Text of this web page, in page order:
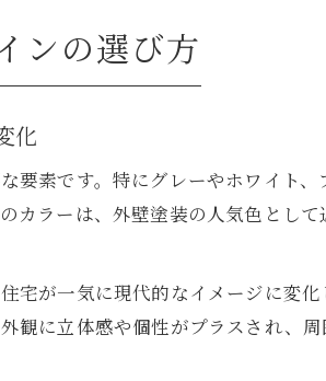
スタイリッシュ外観を塗装
塗装で叶うスタイリッ
印象を左右する外壁塗
デザイン性高める塗装
人気の塗装カラーで外
グレーやホワイトの塗
ンの選び方
化
要素です。特にグレーやホワイト
カラーは、外壁塗装の人気色とし
宅が一気に現代的なイメージに変
観に立体感や個性がプラスされ、